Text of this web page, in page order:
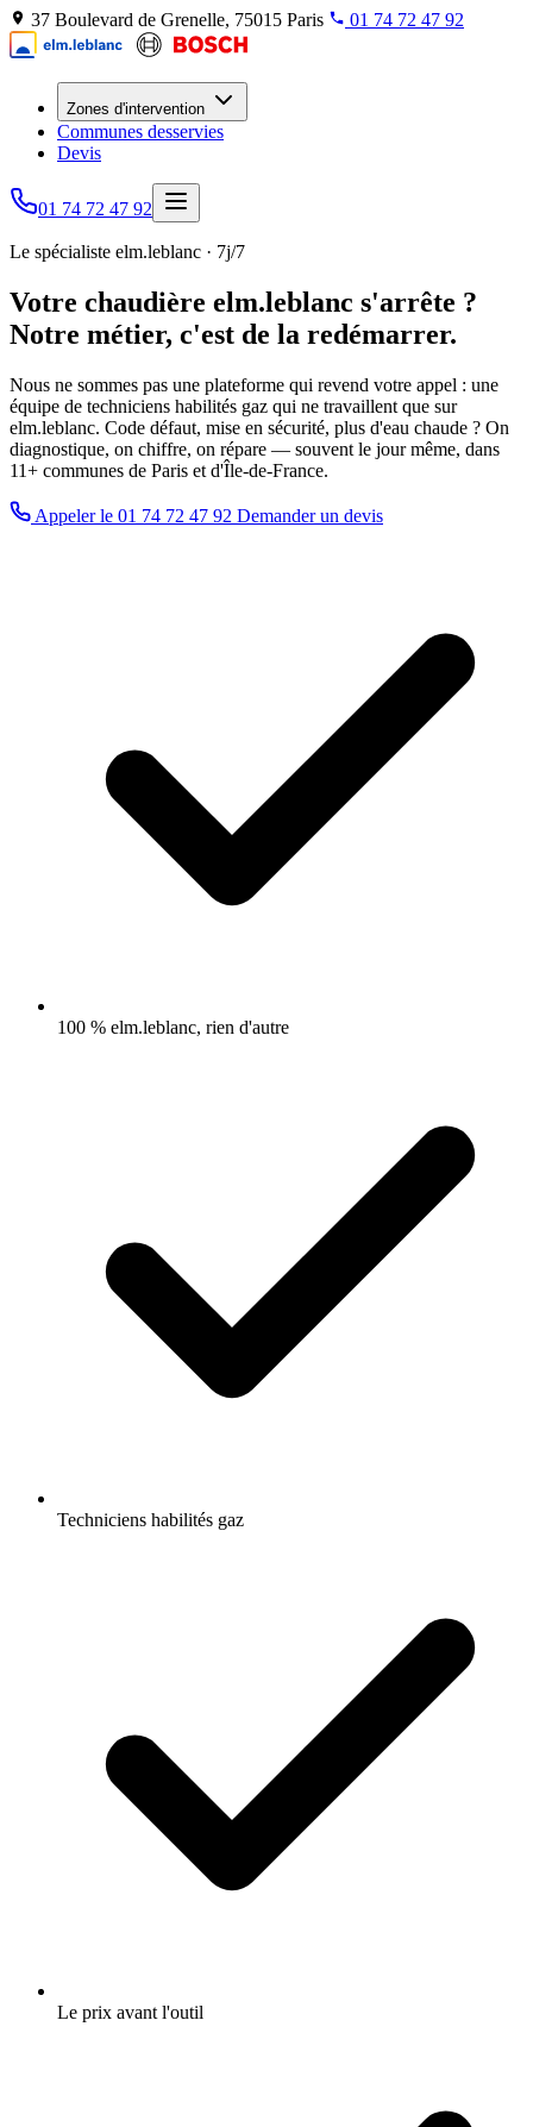
37 Boulevard de Grenelle, 75015 Paris 01 74 72 47 92
Zones d'intervention
Communes desservies
Devis
01 74 72 47 92
Le spécialiste elm.leblanc · 7j/7
Votre chaudière elm.leblanc s'arrête ?
Notre métier, c'est de la redémarrer.
Nous ne sommes pas une plateforme qui revend votre appel : une
équipe de techniciens habilités gaz qui ne travaillent que sur
elm.leblanc. Code défaut, mise en sécurité, plus d'eau chaude ? On
diagnostique, on chiffre, on répare — souvent le jour même, dans
11+ communes de Paris et d'Île-de-France.
Appeler le 01 74 72 47 92 Demander un devis
100 % elm.leblanc, rien d'autre
Techniciens habilités gaz
Le prix avant l'outil